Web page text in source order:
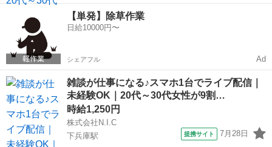
と楽しくお話しするだけ。 在籍ライバーの9割以上が20代～30代の女
性。 同世代が多く、未経験からでも始めやすい環境です。 スマホアプ
リを使ったライブ配...
紀見峠駅 イベントスタッフ
【単発】除草作業
日給10000円〜
シェアフル Ad
雑談が仕事になる♪スマホ1台でライブ配信｜
未経験OK｜20代～30代女性が9割…
時給1,250円
株式会社N.I.C
下兵庫駅
提携サイト 7月28日